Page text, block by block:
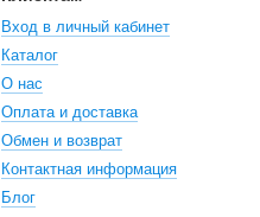
Вход в личный кабинет
Каталог
О нас
Оплата и доставка
Обмен и возврат
Контактная информация
Блог